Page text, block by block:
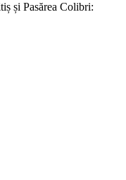
și Pasărea Colibri: